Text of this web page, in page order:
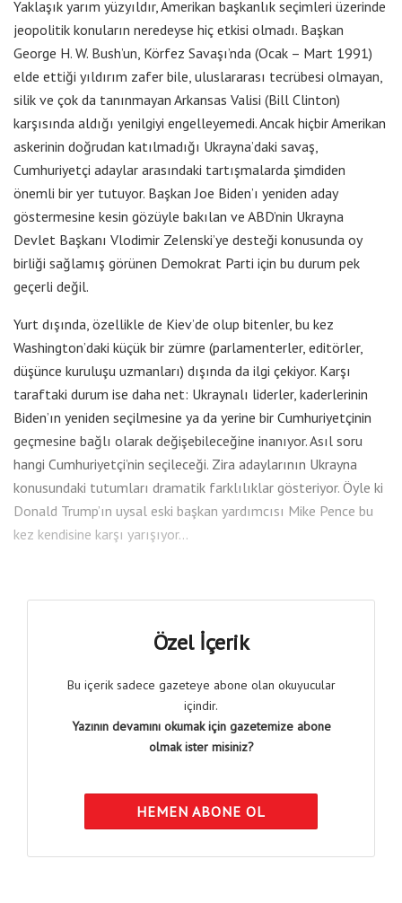
Yaklaşık yarım yüzyıldır, Amerikan başkanlık seçimleri üzerinde
jeopolitik konuların neredeyse hiç etkisi olmadı. Başkan
George H. W. Bush’un, Körfez Savaşı’nda (Ocak – Mart 1991)
elde ettiği yıldırım zafer bile, uluslararası tecrübesi olmayan,
silik ve çok da tanınmayan Arkansas Valisi (Bill Clinton)
karşısında aldığı yenilgiyi engelleyemedi. Ancak hiçbir Amerikan
askerinin doğrudan katılmadığı Ukrayna’daki savaş,
Cumhuriyetçi adaylar arasındaki tartışmalarda şimdiden
önemli bir yer tutuyor. Başkan Joe Biden’ı yeniden aday
göstermesine kesin gözüyle bakılan ve ABD’nin Ukrayna
Devlet Başkanı Vlodimir Zelenski’ye desteği konusunda oy
birliği sağlamış görünen Demokrat Parti için bu durum pek
geçerli değil.
Yurt dışında, özellikle de Kiev’de olup bitenler, bu kez
Washington’daki küçük bir zümre (parlamenterler, editörler,
düşünce kuruluşu uzmanları) dışında da ilgi çekiyor. Karşı
taraftaki durum ise daha net: Ukraynalı liderler, kaderlerinin
Biden’ın yeniden seçilmesine ya da yerine bir Cumhuriyetçinin
geçmesine bağlı olarak değişebileceğine inanıyor. Asıl soru
hangi Cumhuriyetçi’nin seçileceği. Zira adaylarının Ukrayna
konusundaki tutumları dramatik farklılıklar gösteriyor. Öyle ki
Donald Trump’ın uysal eski başkan yardımcısı Mike Pence bu
kez kendisine karşı yarışıyor…
Özel İçerik
Bu içerik sadece gazeteye abone olan okuyucular
içindir.
Yazının devamını okumak için gazetemize abone
olmak ister misiniz?
HEMEN ABONE OL